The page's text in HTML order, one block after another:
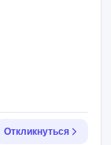
Откликнуться